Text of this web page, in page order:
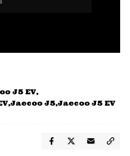
J5 EV
Jaecoo J5 Jaecoo J5 EV